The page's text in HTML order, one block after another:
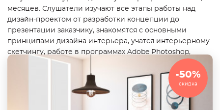
месяцев. Слушатели изучают все этапы работы над
дизайн-проектом от разработки концепции до
презентации заказчику, знакомятся с основными
принципами дизайна интерьера, учатся интерьерному
скетчингу, работе в программах Adobe Photoshop,
ArchiCAD и 3ds Max. По итогам обучения у выпускников
уже есть полноценное портфолио.
-50%
скидка